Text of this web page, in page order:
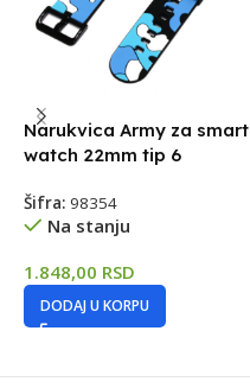
Narukvica Army za smart
watch 22mm tip 6
Šifra: 98354
Na stanju
1.848,00 RSD
DODAJ U KORPU